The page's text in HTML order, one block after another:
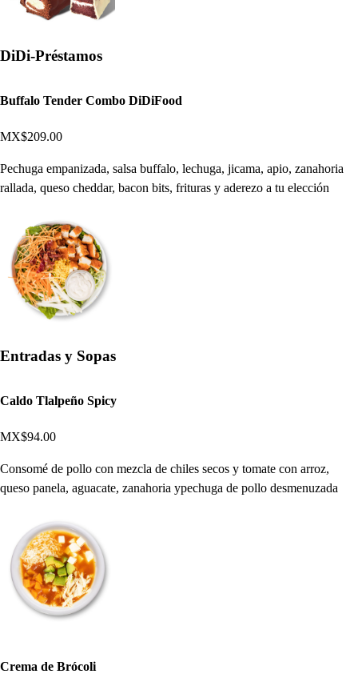
DiDi-Préstamos
Buffalo Tender Combo DiDiFood
MX$209.00
Pechuga empanizada, salsa buffalo, lechuga, jicama, apio, zanahoria
rallada, queso cheddar, bacon bits, frituras y aderezo a tu elección
Entradas y Sopas
Caldo Tlalpeño Spicy
MX$94.00
Consomé de pollo con mezcla de chiles secos y tomate con arroz,
queso panela, aguacate, zanahoria ypechuga de pollo desmenuzada
Crema de Brócoli